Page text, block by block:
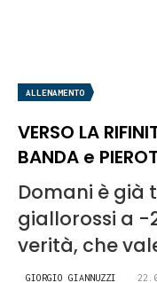
ALLENAMENTO
VERSO LA
BANDA e
Domani è già
giallorossi a -
verità, che
GIORGIO GIANNUZZI